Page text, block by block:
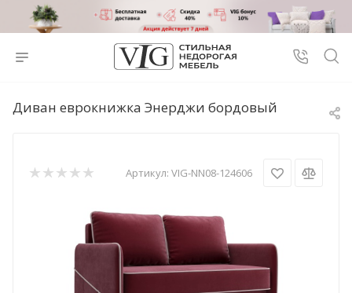
Диван еврокнижка Энерджи бордовый
Артикул: VIG-NN08-124606